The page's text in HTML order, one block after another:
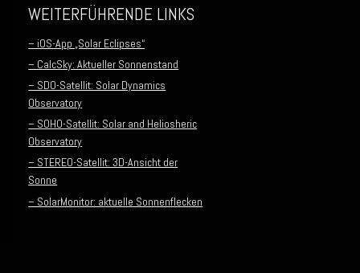
WEITERFÜHRENDE LINKS
– iOS-App „Solar Eclipses“
– CalcSky: Aktueller Sonnenstand
– SDO-Satellit: Solar Dynamics
Observatory
– SOHO-Satellit: Solar and Heliosheric
Observatory
– STEREO-Satellit: 3D-Ansicht der
Sonne
– SolarMonitor: aktuelle Sonnenflecken